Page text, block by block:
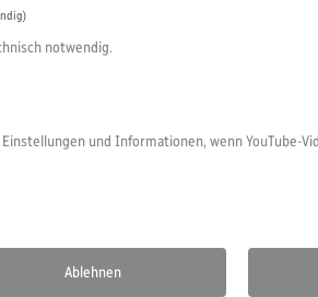
notwendig.
und Informationen, wenn YouTube-
Ablehnen